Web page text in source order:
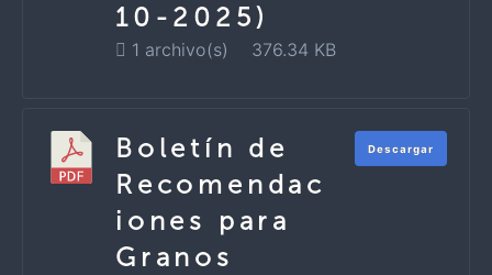
10-2025)
1 archivo(s) 376.34 KB
Boletín de
Recomendac
iones para
Granos
Descargar